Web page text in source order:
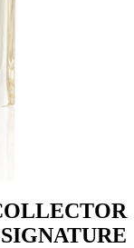
SIGNATUREסיגנצ'ור או-דה פרפיום לאשה